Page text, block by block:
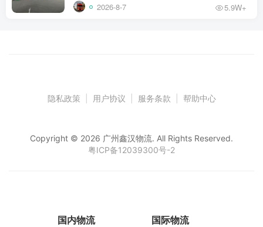
2026-8-7 5.9W+
隐私政策 用户协议 服务条款 帮助中心
Copyright © 2026 广州鑫汉物流. All Rights Reserved.
粤ICP备12039300号-2
国内物流 国际物流